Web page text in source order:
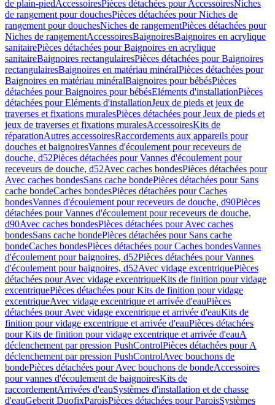
de plain-piedAccessoiresPièces détachées pour AccessoiresNiches
de rangement pour douchesPièces détachées pour Niches de
rangement pour douchesNiches de rangementPièces détachées pour
Niches de rangementAccessoiresBaignoiresBaignoires en acrylique
sanitairePièces détachées pour Baignoires en acrylique
sanitaireBaignoires rectangulairesPièces détachées pour Baignoires
rectangulairesBaignoires en matériau minéralPièces détachées pour
Baignoires en matériau minéralBaignoires pour bébésPièces
détachées pour Baignoires pour bébésEléments d'installationPièces
détachées pour Eléments d'installationJeux de pieds et jeux de
traverses et fixations muralesPièces détachées pour Jeux de pieds et
jeux de traverses et fixations muralesAccessoiresKits de
réparationAutres accessoiresRaccordements aux appareils pour
douches et baignoiresVannes d'écoulement pour receveurs de
douche, d52Pièces détachées pour Vannes d'écoulement pour
receveurs de douche, d52Avec caches bondesPièces détachées pour
Avec caches bondesSans cache bondePièces détachées pour Sans
cache bondeCaches bondesPièces détachées pour Caches
bondesVannes d'écoulement pour receveurs de douche, d90Pièces
détachées pour Vannes d'écoulement pour receveurs de douche,
d90Avec caches bondesPièces détachées pour Avec caches
bondesSans cache bondePièces détachées pour Sans cache
bondeCaches bondesPièces détachées pour Caches bondesVannes
d'écoulement pour baignoires, d52Pièces détachées pour Vannes
d'écoulement pour baignoires, d52Avec vidage excentriquePièces
détachées pour Avec vidage excentriqueKits de finition pour vidage
excentriquePièces détachées pour Kits de finition pour vidage
excentriqueAvec vidage excentrique et arrivée d'eauPièces
détachées pour Avec vidage excentrique et arrivée d'eauKits de
finition pour vidage excentrique et arrivée d'eauPièces détachées
pour Kits de finition pour vidage excentrique et arrivée d'eauA
déclenchement par pression PushControlPièces détachées pour A
déclenchement par pression PushControlAvec bouchons de
bondePièces détachées pour Avec bouchons de bondeAccessoires
pour vannes d'écoulement de baignoiresKits de
raccordementArrivées d'eauSystèmes d'installation et de chasse
d'eauGeberit DuofixParoisPièces détachées pour ParoisSystèmes